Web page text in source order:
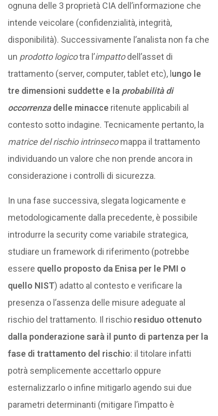
ognuna delle 3 proprietà CIA dell’informazione che
intende veicolare (confidenzialità, integrità,
disponibilità). Successivamente l’analista non fa che
un prodotto logicotra l’impattodell’asset di
trattamento (server, computer, tablet etc), l ungo le
tre dimensioni suddette e la probabilità di
occorrenzadelle minacceritenute applicabili al
contesto sotto indagine. Tecnicamente pertanto, la
matrice del rischio intrinsecomappa il trattamento
individuando un valore che non prende ancora in
considerazione i controlli di sicurezza.
In una fase successiva, slegata logicamente e
metodologicamente dalla precedente, è possibile
introdurre la security come variabile strategica,
studiare un framework di riferimento (potrebbe
essere quello proposto da Enisa per le PMI o
quello NIST) adatto al contesto e verificare la
presenza o l’assenza delle misure adeguate al
rischio del trattamento. Il rischio residuo ottenuto
dalla ponderazione sarà il punto di partenza per la
fase di trattamento del rischio: il titolare infatti
potrà semplicemente accettarlo oppure
esternalizzarlo o infine mitigarlo agendo sui due
parametri determinanti (mitigare l’impatto è